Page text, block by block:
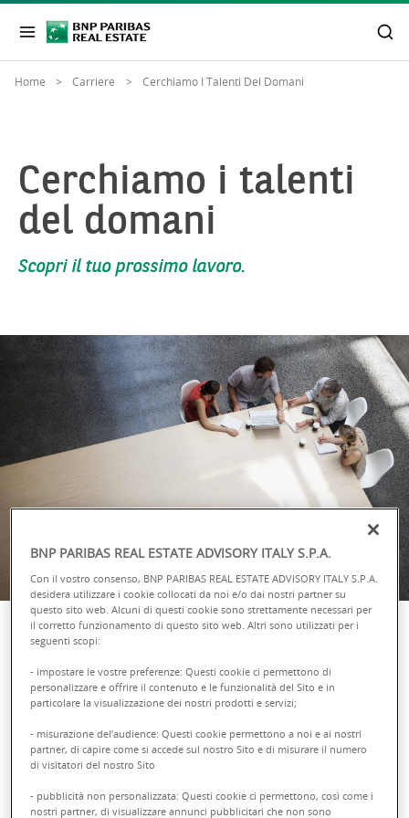
Home Carriere Cerchiamo I Talenti Del Domani
Cerchiamo i talenti
del domani
Scopri il tuo prossimo lavoro.
Siamo alla ricerca di profili che vogliano dare il proprio
contributo per costruire le città del domani . Figure dotate di
Passione, motivazione, capacità
di relazione: le caratteristiche
dei candidati ideali
BNP PARIBAS REAL ESTATE ADVISORY ITALY S.P.A.
Con il vostro consenso, BNP PARIBAS REAL ESTATE ADVISORY ITALY S.P.A.
desidera utilizzare i cookie collocati da noi e/o dai nostri partner su
questo sito web. Alcuni di questi cookie sono strettamente necessari per
il corretto funzionamento di questo sito web. Altri sono utilizzati per i
seguenti scopi:
- impostare le vostre preferenze: Questi cookie ci permettono di
personalizzare e offrire il contenuto e le funzionalità del Sito e in
particolare la visualizzazione dei nostri prodotti e servizi;
- misurazione del’audience: Questi cookie permettono a noi e ai nostri
partner, di capire come si accede sul nostro Sito e di misurare il numero
di visitatori del nostro Sito
- pubblicità non personalizzata: Questi cookie ci permettono, così come i
nostri partner, di visualizzare annunci pubblicitari che non sono